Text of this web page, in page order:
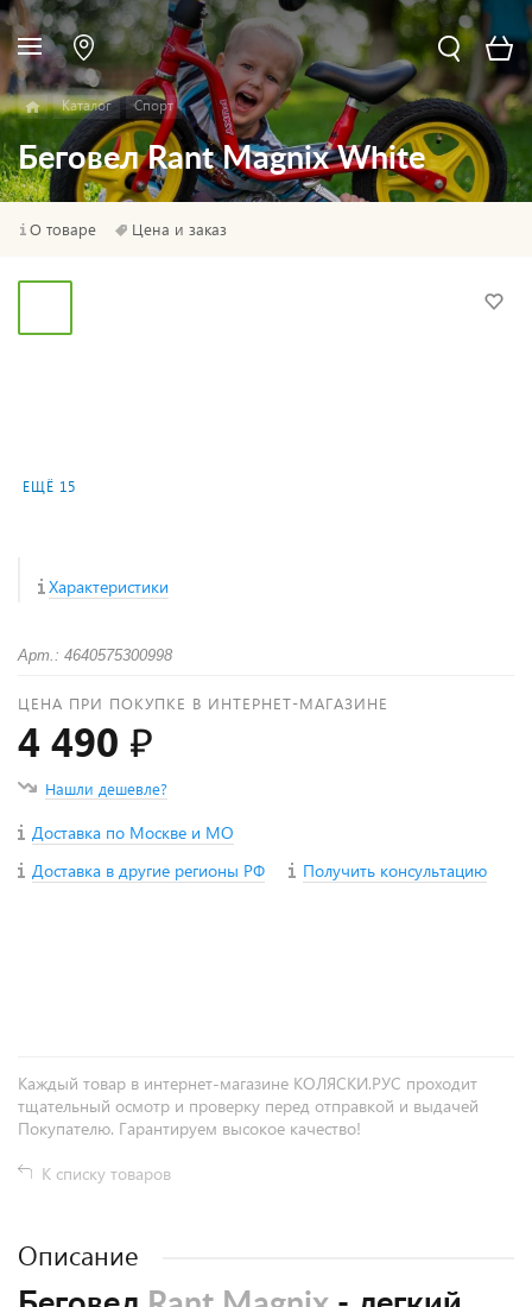
Каталог Спорт
Беговел Rant Magnix White
О товаре Цена и заказ
ЕЩЁ 15
Характеристики
Арт.: 4640575300998
ЦЕНА ПРИ ПОКУПКЕ В ИНТЕРНЕТ-МАГАЗИНЕ
4 490 ₽
Нашли дешевле?
Доставка по Москве и МО
Доставка в другие регионы РФ
Получить консультацию
Каждый товар в интернет-магазине КОЛЯСКИ.РУС проходит
тщательный осмотр и проверку перед отправкой и выдачей
Покупателю. Гарантируем высокое качество!
К списку товаров
Описание